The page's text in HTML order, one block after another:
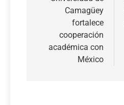
entradas
Camagüey
fortalece
cooperación
académica con
México